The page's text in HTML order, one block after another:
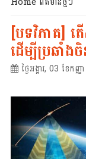
[បទវិភាគ] ត
ដើម្បីប្រឆាំង
ថ្ងៃអង្គារ, 03 ខែក